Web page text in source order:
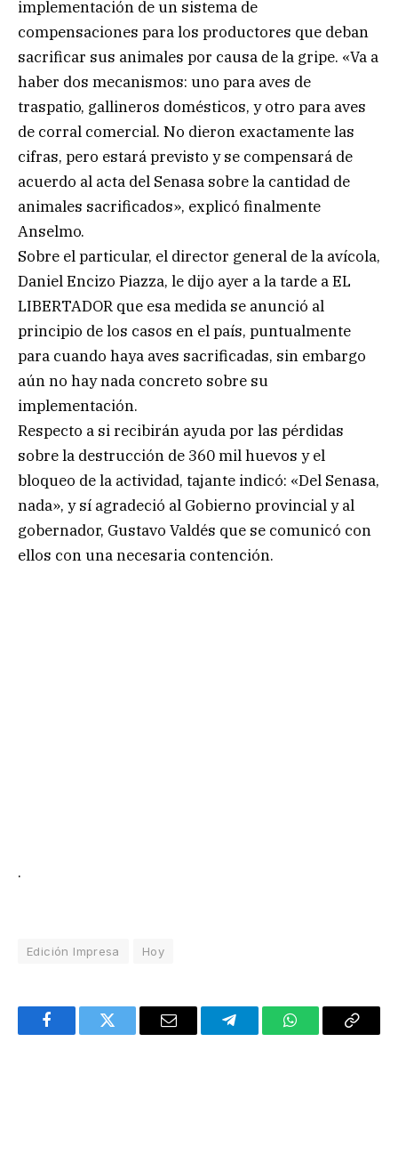
implementación de un sistema de
compensaciones para los productores que deban
sacrificar sus animales por causa de la gripe. «Va a
haber dos mecanismos: uno para aves de
traspatio, gallineros domésticos, y otro para aves
de corral comercial. No dieron exactamente las
cifras, pero estará previsto y se compensará de
acuerdo al acta del Senasa sobre la cantidad de
animales sacrificados», explicó finalmente
Anselmo.
Sobre el particular, el director general de la avícola,
Daniel Encizo Piazza, le dijo ayer a la tarde a EL
LIBERTADOR que esa medida se anunció al
principio de los casos en el país, puntualmente
para cuando haya aves sacrificadas, sin embargo
aún no hay nada concreto sobre su
implementación.
Respecto a si recibirán ayuda por las pérdidas
sobre la destrucción de 360 mil huevos y el
bloqueo de la actividad, tajante indicó: «Del Senasa,
nada», y sí agradeció al Gobierno provincial y al
gobernador, Gustavo Valdés que se comunicó con
ellos con una necesaria contención.
.
Edición Impresa Hoy
FacebookTwitter Email TelegramWhatsAppCopy